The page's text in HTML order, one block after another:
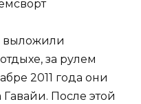
выложили
за рулем
2011 года они
После этой